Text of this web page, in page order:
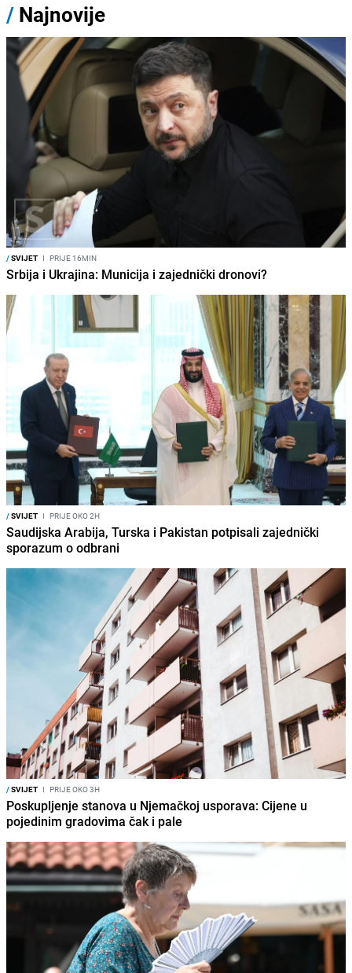
/ Najnovije
/SVIJET I PRIJE 16MIN
Srbija i Ukrajina: Municija i zajednički dronovi?
/SVIJET I PRIJE OKO 2H
Saudijska Arabija, Turska i Pakistan potpisali zajednički
sporazum o odbrani
/SVIJET I PRIJE OKO 3H
Poskupljenje stanova u Njemačkoj usporava: Cijene u
pojedinim gradovima čak i pale